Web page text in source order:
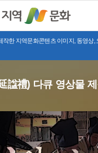
한 지역문화콘텐츠 이미지, 동영상,
諡禮) 다큐 영상물